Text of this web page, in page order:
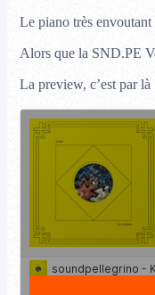
Le piano très
Alors que la SND.PE
La preview, c’est par là